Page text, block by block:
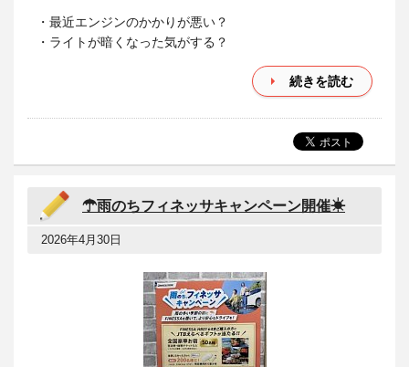
・最近エンジンのかかりが悪い？
・ライトが暗くなった気がする？
続きを読む
☂雨のちフィネッサキャンペーン開催☀
2026年4月30日